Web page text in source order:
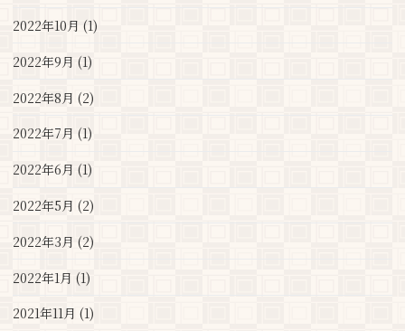
2022年10月 (1)
2022年9月 (1)
2022年8月 (2)
2022年7月 (1)
2022年6月 (1)
2022年5月 (2)
2022年3月 (2)
2022年1月 (1)
2021年11月 (1)